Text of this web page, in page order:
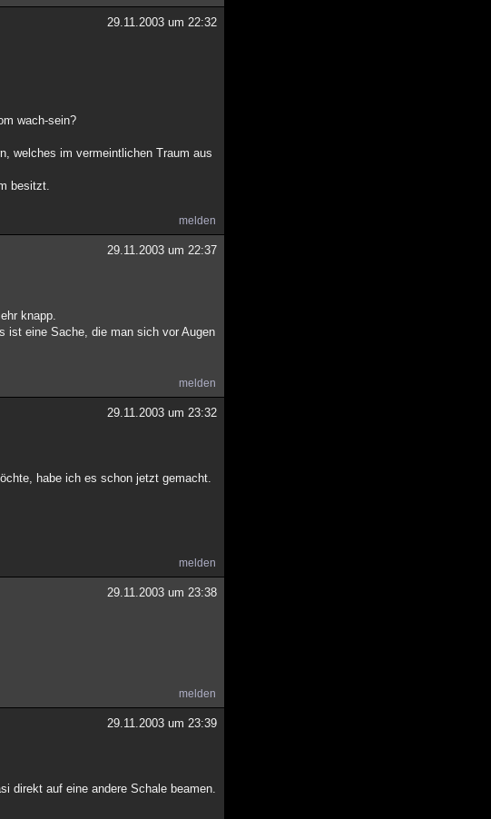
29.11.2003 um 22:32
wach-sein?
welches im vermeintlichen Traum aus
besitzt.
melden
29.11.2003 um 22:37
knapp.
ist eine Sache, die man sich vor Augen
melden
29.11.2003 um 23:32
habe ich es schon jetzt gemacht.
melden
29.11.2003 um 23:38
melden
29.11.2003 um 23:39
direkt auf eine andere Schale beamen.